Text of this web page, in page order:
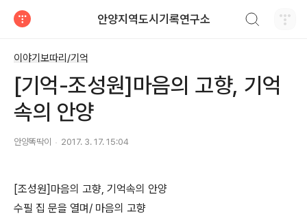
안양지역도시기록연구소
이야기보따리/기억
[기억-조성원]마음의 고향, 기억
속의 안양
안양똑딱이 2017. 3. 17. 15:04
[조성원]마음의 고향, 기억속의 안양
수필 집 문을 열며/ 마음의 고향